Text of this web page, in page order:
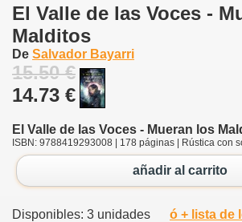
El Valle de las Voces -
Malditos
De Salvador Bayarri
15.50 €
14.73 €
El Valle de las Voces - Mueran los
ISBN: 9788419293008 | 178 páginas | Rústica con
añadir al carrito
Disponibles: 3 unidades ó + lista de